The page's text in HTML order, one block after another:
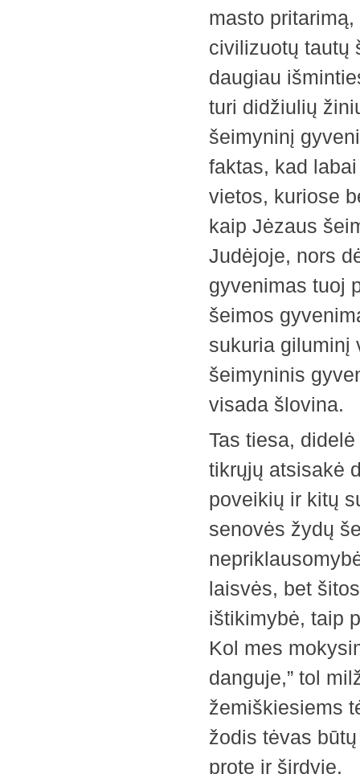
masto
civilizuotų tautų
daugiau
turi didžiulių
šeimyninį
faktas, kad
vietos, kuriose
kaip Jėzaus
Judėjoje, nors
gyvenimas tuoj
šeimos
sukuria giluminį
šeimyninis
visada šlovina.
Tas tiesa,
tikrųjų atsisakė
poveikių ir kitų
senovės žydų
laisvės, bet
ištikimybė, taip
Kol mes
danguje,” tol
žemiškiesiems
žodis tėvas
prote ir širdyje.